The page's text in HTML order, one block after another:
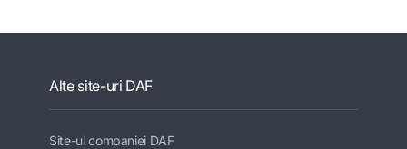
Alte site-uri DAF
Site-ul companiei DAF